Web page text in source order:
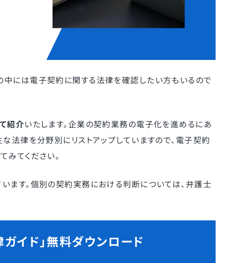
には電子契約に関する法律を確認したい方もいるので
紹介いたします。企業の契約業務の電子化を進めるにあ
法律を分野別にリストアップしていますので、電子契約
みてください。
ます。個別の契約実務における判断については、弁護士
イド」 無料ダウンロード